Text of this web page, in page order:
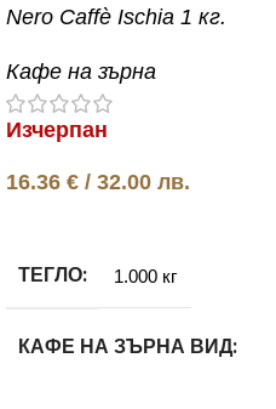
Nero Caffè Ischia 1 кг.
Кафе на зърна
Изчерпан
16.36 € / 32.00 лв.
ТЕГЛО 1.000 кг
КАФЕ НА ЗЪРНА ВИД